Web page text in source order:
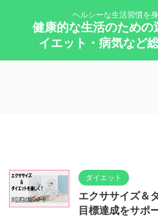
ヘルシーな生活習慣を
健康的な生活のための
イエット・病気など
ダイエット
エクササイズ＆
目標達成をサポ